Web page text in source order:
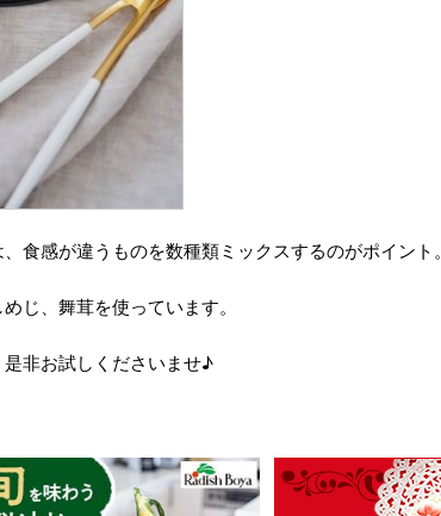
食感が違うものを数種類ミックスするのがポイント。
じ、舞茸を使っています。
非お試しくださいませ♪